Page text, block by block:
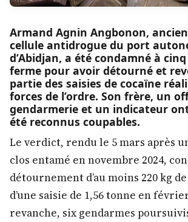
Armand Agnin Angbonon,
cellule antidrogue du port
d’Abidjan, a été condamné à
ferme pour avoir détourné et
partie des saisies de cocaïne
forces de l’ordre. Son frère, un
gendarmerie et un indicateur
été reconnus coupables.
Le verdict, rendu le 5 mars après
clos entamé en novembre 2024,
détournement d’au moins 220 kg
d’une saisie de 1,56 tonne en
revanche, six gendarmes